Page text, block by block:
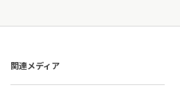
関連メディア